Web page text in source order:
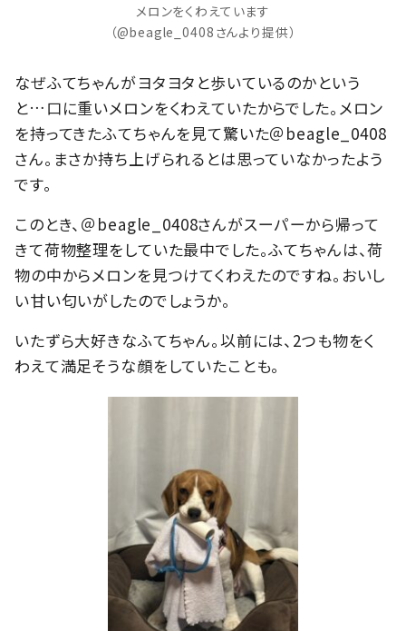
メロンをくわえています
（@beagle_0408さんより提供）
なぜふてちゃんがヨタヨタと歩いているのかという
と…口に重いメロンをくわえていたからでした。メロン
を持ってきたふてちゃんを見て驚いた＠beagle_0408
さん。まさか持ち上げられるとは思っていなかったよう
です。
このとき、＠beagle_0408さんがスーパーから帰って
きて荷物整理をしていた最中でした。ふてちゃんは、荷
物の中からメロンを見つけてくわえたのですね。おいし
い甘い匂いがしたのでしょうか。
いたずら大好きなふてちゃん。以前には、2つも物をく
わえて満足そうな顔をしていたことも。